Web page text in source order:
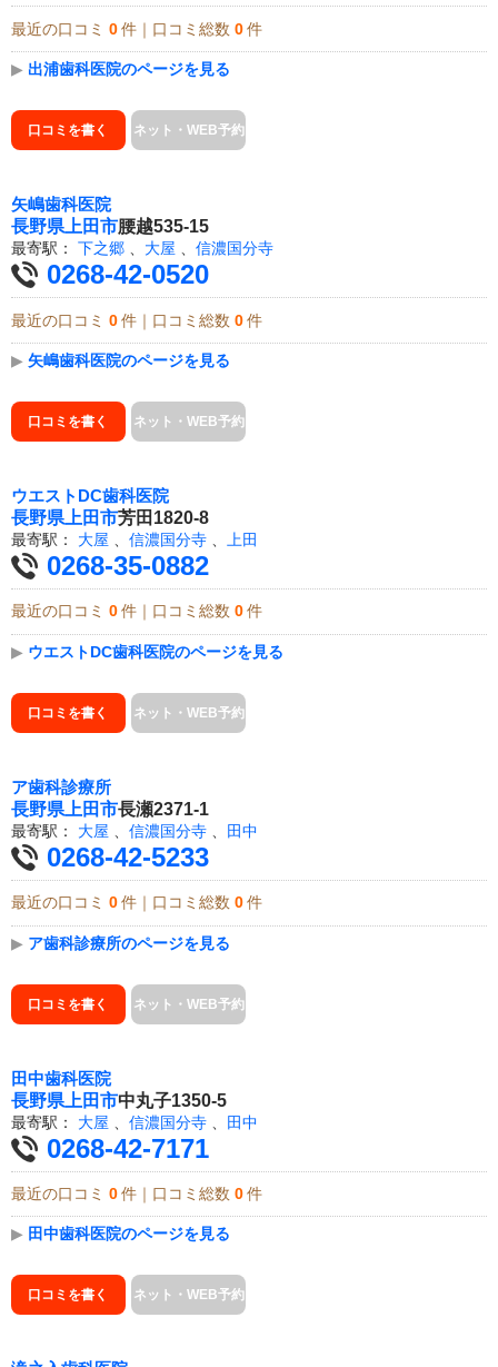
最近の口コミ 0 件｜口コミ総数 0 件
▶ 出浦歯科医院のページを見る
口コミを書く ネット・WEB予約
矢嶋歯科医院
長野県 上田市腰越535-15
最寄駅： 下之郷 大屋 信濃国分寺
0268-42-0520
最近の口コミ 0 件｜口コミ総数 0 件
▶ 矢嶋歯科医院のページを見る
口コミを書く ネット・WEB予約
ウエストDC歯科医院
長野県 上田市芳田1820-8
最寄駅： 大屋 信濃国分寺 上田
0268-35-0882
最近の口コミ 0 件｜口コミ総数 0 件
▶ ウエストDC歯科医院のページを見る
口コミを書く ネット・WEB予約
ア歯科診療所
長野県 上田市長瀬2371-1
最寄駅： 大屋 信濃国分寺 田中
0268-42-5233
最近の口コミ 0 件｜口コミ総数 0 件
▶ ア歯科診療所のページを見る
口コミを書く ネット・WEB予約
田中歯科医院
長野県 上田市中丸子1350-5
最寄駅： 大屋 信濃国分寺 田中
0268-42-7171
最近の口コミ 0 件｜口コミ総数 0 件
▶ 田中歯科医院のページを見る
口コミを書く ネット・WEB予約